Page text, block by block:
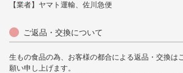
【業者】ヤマト運輸、佐川急便
ご返品・交換について
生もの食品の為、お客様の都合による返品・交換は
願い申し上げます。